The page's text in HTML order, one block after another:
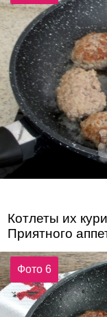
Котлеты их
Приятного
Фото 6